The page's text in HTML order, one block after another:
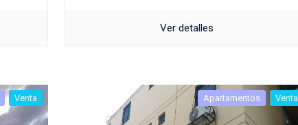
Ver detalles
Venta Apartamentos Venta